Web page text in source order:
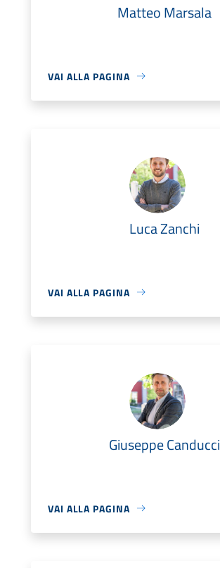
Matteo Marsala
VAI ALLA PAGINA
Luca Zanchi
VAI ALLA PAGINA
Giuseppe Canducci
VAI ALLA PAGINA